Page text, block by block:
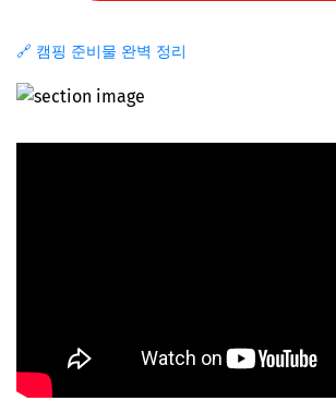
🔗 캠핑 준비물 완벽 정리